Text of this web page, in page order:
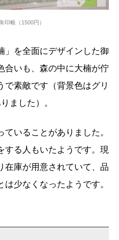
印帳（1500円）
」を全面にデザインした御
合いも、森の中に大楠が佇
で素敵です（背景色はグリ
ました）。
いることがありました。
する人もいたようです。現
在庫が用意されていて、品
少なくなったようです。